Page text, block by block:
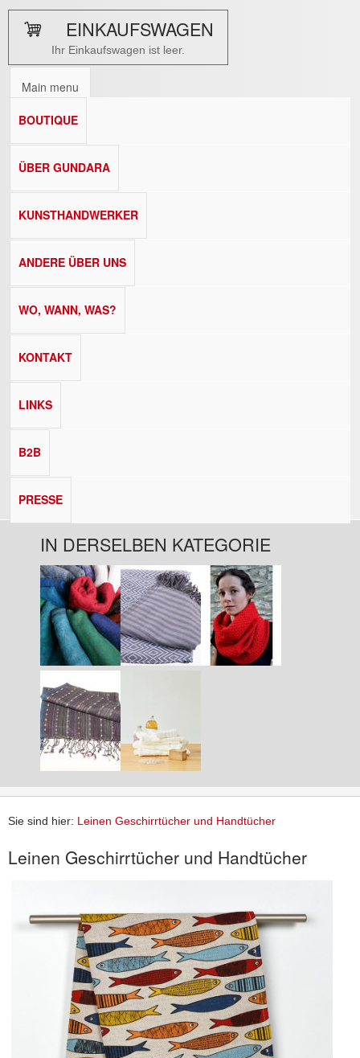
EINKAUFSWAGEN
Ihr Einkaufswagen ist leer.
Main menu
BOUTIQUE
ÜBER GUNDARA
KUNSTHANDWERKER
ANDERE ÜBER UNS
WO, WANN, WAS?
KONTAKT
LINKS
B2B
PRESSE
IN DERSELBEN KATEGORIE
Sie sind hier: Leinen Geschirrtücher und Handtücher
Leinen Geschirrtücher und Handtücher